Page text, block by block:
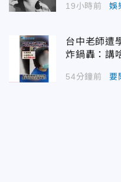
19小時前 娛
台中老師遭
炸鍋轟：講
54分鐘前 要